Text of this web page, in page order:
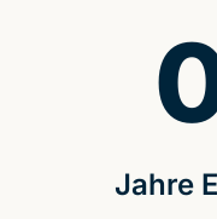
Jahre